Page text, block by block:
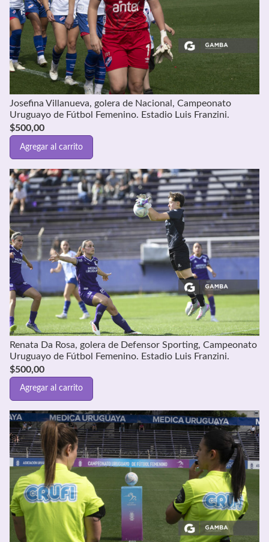
Josefina Villanueva, golera de Nacional, Campeonato
Uruguayo de Fútbol Femenino. Estadio Luis Franzini.
$500,00
Agregar al carrito
Renata Da Rosa, golera de Defensor Sporting, Campeonato
Uruguayo de Fútbol Femenino. Estadio Luis Franzini.
$500,00
Agregar al carrito